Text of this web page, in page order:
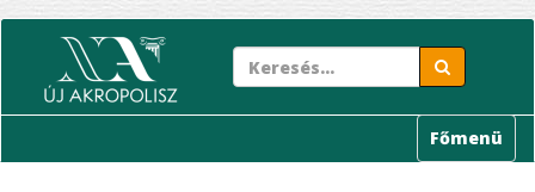
tartalomra
Főmenü